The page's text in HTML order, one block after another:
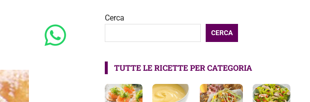
Cerca
CERCA
TUTTE LE RICETTE PER CATEGORIA